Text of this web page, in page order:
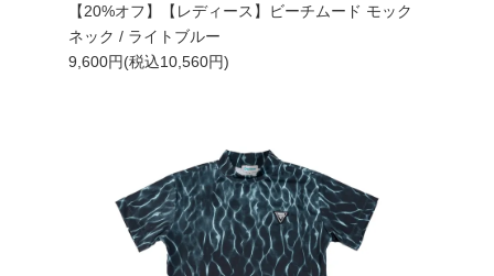
【20%オフ】【レディース】ビーチムード モック
ネック / ライトブルー
9,600円(税込10,560円)